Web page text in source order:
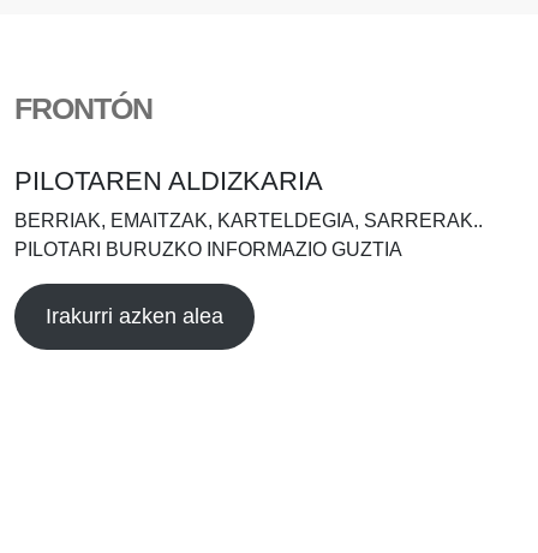
FRONTÓN
PILOTAREN ALDIZKARIA
BERRIAK, EMAITZAK, KARTELDEGIA, SARRERAK..
PILOTARI BURUZKO INFORMAZIO GUZTIA
Irakurri azken alea